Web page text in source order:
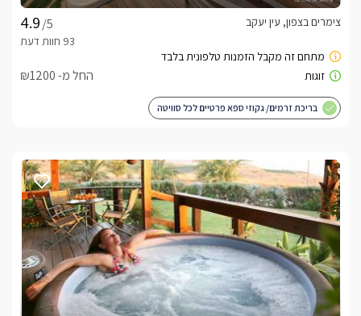
/5
צימרים בצפון, עין יעקב
החל מ- ₪1200
בריכת זרמים/ גקוזי ספא פרטיים לכל סוויטה